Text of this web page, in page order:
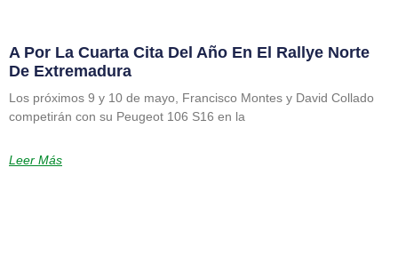
A Por La Cuarta Cita Del Año En El Rallye Norte
De Extremadura
Los próximos 9 y 10 de mayo, Francisco Montes y David Collado
competirán con su Peugeot 106 S16 en la
Leer Más